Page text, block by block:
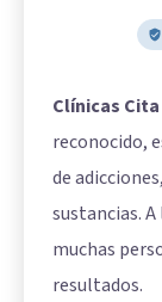
Clínicas Cita
reconocido,
de
sustancias.
muchas
resultados.